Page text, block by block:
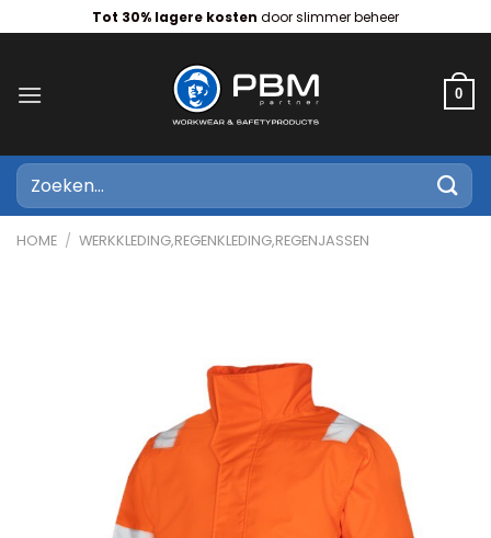
naar
Tot 30% lagere kosten door slimmer beheer
0
Zoeken
naar:
HOME / WERKKLEDING,REGENKLEDING,REGENJASSEN